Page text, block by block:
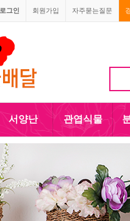
자주묻는질문
회원가입
로그인
서양난 관엽식물